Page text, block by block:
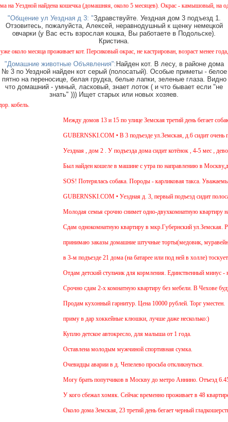
кошечка (домашняя, около 5 месяцев). Окрас - камышовый, на один глазик
"Общение ул Уездная д 3: "Здравствуйте. Уездная дом 3 подъезд 1.
Отзовитесь, пожалуйста, Алексей, неравнодушный к щенку немецкой
овчарки (у Вас есть взрослая кошка, Вы работаете в Подольске).
Кристина.
проживает кот. Персиковый окрас, не кастрирован, возраст менее года, ухожен,
"Домашние животные Объявления": Найден кот. В лесу, в районе дома
№ 3 по Уездной найден кот серый (полосатый). Особые приметы - белое
пятно на переносице, белая грудка, белые лапки, зеленые глаза. Видно
что домашний - умный, ласковый, знает лоток ( и что бывает если "не
знать" ))) Ищет старых или новых хозяев.
Между домов 13 и 15 по улице Земская третий день бегает собака из
GUBERNSKI.COM • В 3 подъезде ул.Земская, д.6 сидит очень
Уездная , дом 2 . У подъезда дома сидит котёнок , 4-5 мес ,
Был найден кошеле в машине с утра по направлению в
SOS! Потерялась собака. Породы - карликовая такса. Уважаемые
GUBERNSKI.COM • Уездная д. 3, первый подъезд сидит
Молодая семья срочно снимет одно-двухкомнатную квартиру на
Cдам однокомнатную квартиру в мкр.Губернский ул.Земская. Ремонт
принимаю заказы домашние штучные торты(медовик, муравейник,
в 3-м подъезде 21 дома (на батарее или под ней в холле) тоскует и
Отдам детский стульчик для кормления. Единственный минус - нет
Срочно сдам 2-х комнатную квартиру без мебели. В Чехове буду
Продам кухонный гарнитур. Цена 10000 рублей. Торг уместен.
приму в дар хоккейные клюшки, лучше даже несколько:)
Куплю детское автокресло, для малыша от 1 года.
Оставлена молодым мужчиной спортивная сумка.
Очевидцы аварии в д. Чепелево просьба откликнуться.
Могу брать попутчиков в Москву до метро Аннино. Отъезд 6.45 от
У кого сбежал хомяк. Сейчас временно проживает в 48 квартире (9
Около дома Земская, 23 третий день бегает черный гладкошерстый